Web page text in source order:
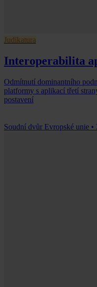
Judikatura
Interoperabilita
Odmítnutí dominantního
platformy s aplikací třetí
postavení
Soudní dvůr Evropské unie •